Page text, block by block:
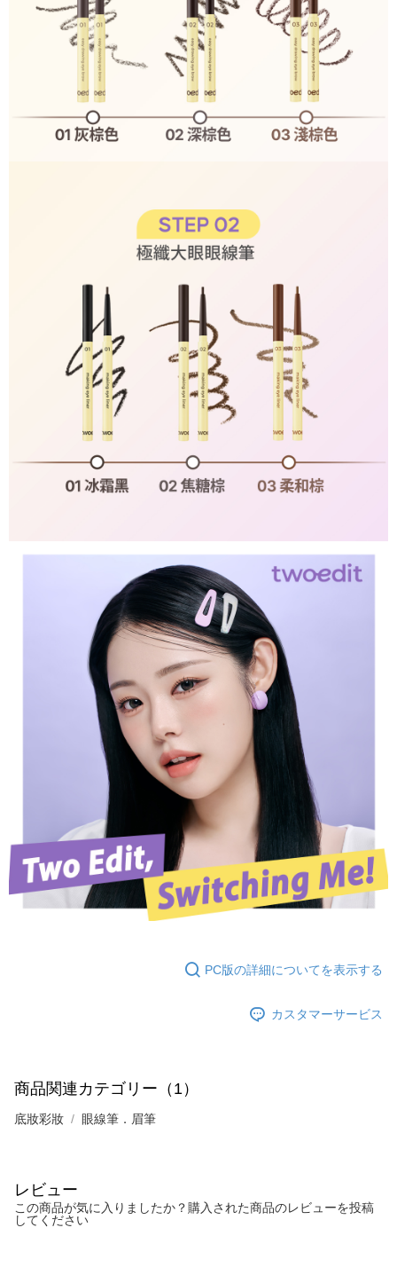
PC版の詳細についてを表示する
カスタマーサービス
商品関連カテゴリー（1）
底妝彩妝 眼線筆．眉筆
レビュー
この商品が気に入りましたか？購入された商品のレビューを投稿
してください